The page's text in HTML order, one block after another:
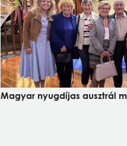
Magyar nyugdíjas ausztrál